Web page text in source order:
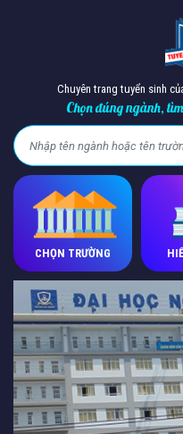
Chuyên trang tuyển sinh
Chọn đúng ngành,
CHỌN TRƯỜNG